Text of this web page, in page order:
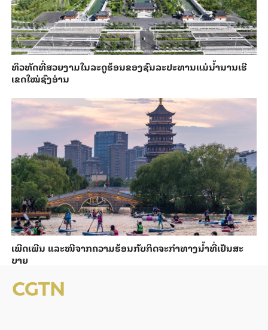
ທິວທັດທີ່ສວຍງາມໃນລະດູຮ້ອນຂອງຊົນລະປະທານແມ່ນ້ຳນານເຮີ
ເຂດໃໝ່ຊົງອ່ານ
ເພີດ​ເພີນ ແລະ​ໜີ​ຈາກ​ຄວາມ​ຮ້ອນ​ກັບ​ກິດ​ຈະ​ກຳ​ທາງ​ນ້ຳ​​ທີ່​ເຢັນ​ສະ​
ບາຍ